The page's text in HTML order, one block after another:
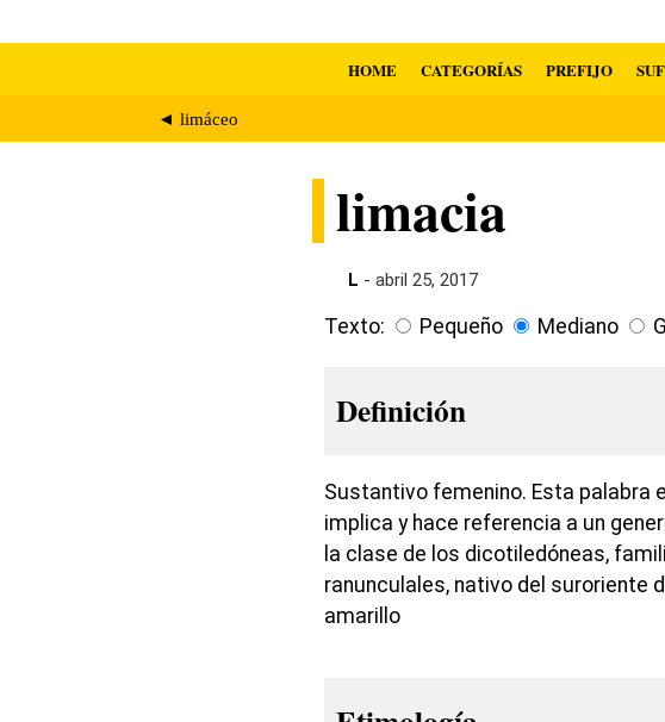
HOME CATEGORÍAS PREFIJO
◄ limáceo
limacia
L - abril 25, 2017
Texto: Pequeño Mediano
Definición
Sustantivo femenino. Esta palabra
implica y hace referencia a un
la clase de los dicotiledóneas,
ranunculales, nativo del suroriente
amarillo